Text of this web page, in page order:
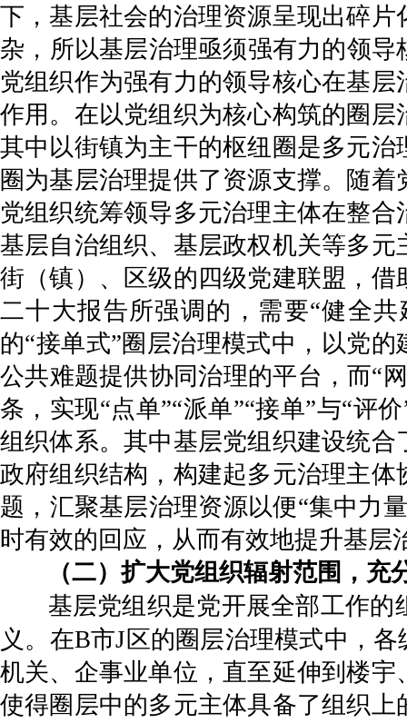
下，基层社会的治理资源呈现出碎
杂，所以基层治理亟须强有力的领
党组织作为强有力的领导核心在基
作用。在以党组织为核心构筑的圈
其中以街镇为主干的枢纽圈是多元
圈为基层治理提供了资源支撑。随
党组织统筹领导多元治理主体在整
基层自治组织、基层政权机关等多
街（镇）、区级的四级党建联盟，
二十大报告所强调的，需要“健全
的“接单式”圈层治理模式中，以党
公共难题提供协同治理的平台，而“
条，实现“点单”“派单”“接单”与“评
组织体系。其中基层党组织建设统
政府组织结构，构建起多元治理主
题，汇聚基层治理资源以便“集中力
时有效的回应，从而有效地提升基
（二）扩大党组织辐射范围，充
基层党组织是党开展全部工作
义。在B市J区的圈层治理模式中，
机关、企事业单位，直至延伸到楼
使得圈层中的多元主体具备了组织